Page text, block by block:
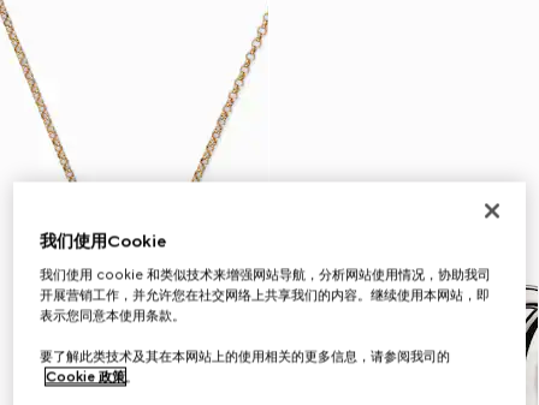
我们使用Cookie
我们使用 cookie 和类似技术来增强网站导航，分析网站使用情况，协助我司
开展营销工作，并允许您在社交网络上共享我们的内容。继续使用本网站，即
表示您同意本使用条款。
要了解此类技术及其在本网站上的使用相关的更多信息，请参阅我司的
Cookie 政策。